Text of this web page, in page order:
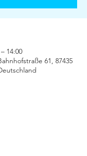
14:00
61, 87435